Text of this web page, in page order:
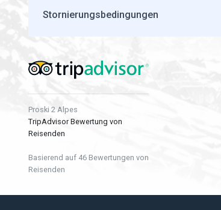
Stornierungsbedingungen
Proski 2 Alpes
TripAdvisor Bewertung von
Reisenden
Basierend auf 46 Bewertungen von
Reisenden